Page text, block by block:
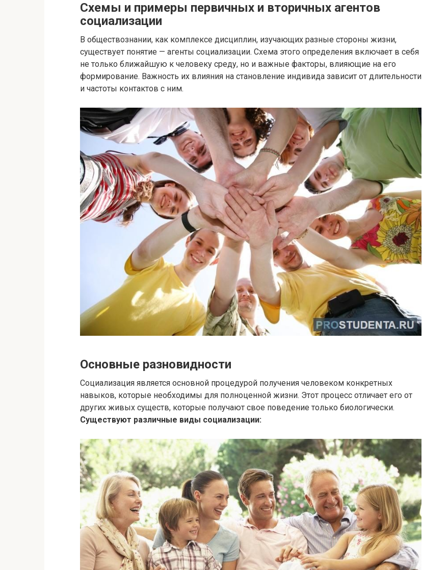
Схемы и примеры первичных и вторичных агентов
социализации
В обществознании, как комплексе дисциплин, изучающих разные стороны жизни,
существует понятие — агенты социализации. Схема этого определения включает в себя
не только ближайшую к человеку среду, но и важные факторы, влияющие на его
формирование. Важность их влияния на становление индивида зависит от длительности
и частоты контактов с ним.
Основные разновидности
Социализация является основной процедурой получения человеком конкретных
навыков, которые необходимы для полноценной жизни. Этот процесс отличает его от
других живых существ, которые получают свое поведение только биологически.
Существуют различные виды социализации: